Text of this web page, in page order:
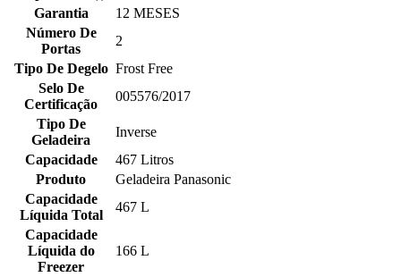
Garantia
12 MESES
Número De
Portas
2
Tipo De Degelo Frost Free
Selo De
Certificação
005576/2017
Tipo De
Geladeira
Inverse
Capacidade
467 Litros
Produto
Geladeira Panasonic
Capacidade
Líquida Total
467 L
Capacidade
Líquida do
Freezer
166 L